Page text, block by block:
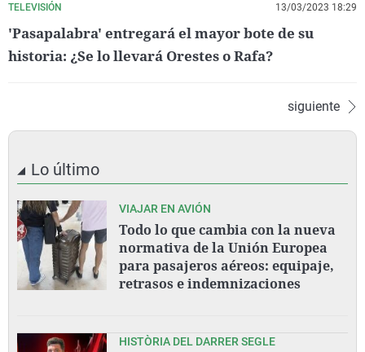
TELEVISIÓN 13/03/2023 18:29
'Pasapalabra' entregará el mayor bote de su
historia: ¿Se lo llevará Orestes o Rafa?
siguiente
Lo último
VIAJAR EN AVIÓN
Todo lo que cambia con la nueva
normativa de la Unión Europea
para pasajeros aéreos: equipaje,
retrasos e indemnizaciones
HISTÒRIA DEL DARRER SEGLE